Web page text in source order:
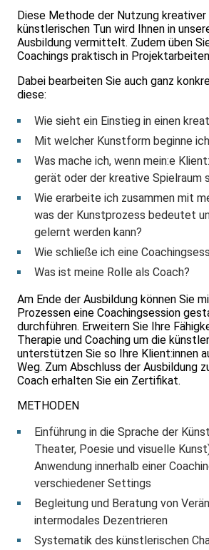
Diese Methode der Nutzung
künstlerischen Tun wird Ihnen in
Ausbildung vermittelt. Zudem üben
Coachings praktisch in
Dabei bearbeiten Sie auch ganz
diese:
Wie sieht ein Einstieg in einen
Mit welcher Kunstform beginne
Was mache ich, wenn mein:e
gerät oder der kreative Spielraum
Wie erarbeite ich zusammen mit
was der Kunstprozess bedeutet
gelernt werden kann?
Wie schließe ich eine
Was ist meine Rolle als Coach?
Am Ende der Ausbildung können Sie
Prozessen eine Coachingsession
durchführen. Erweitern Sie Ihre
Therapie und Coaching um die
unterstützen Sie so Ihre Klient:innen
Weg. Zum Abschluss der Ausbildung
Coach erhalten Sie ein Zertifikat.
METHODEN
Einführung in die Sprache der
Theater, Poesie und visuelle
Anwendung innerhalb einer
verschiedener Settings
Begleitung und Beratung von
intermodales Dezentrieren
Systematik des künstlerischen